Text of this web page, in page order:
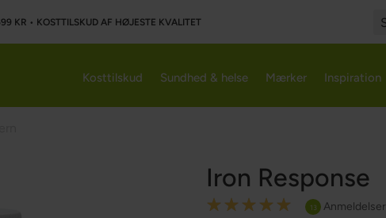
KR • KOSTTILSKUD AF HØJESTE KVALITET
Kosttilskud Sundhed & helse Mærker Inspiration
Iron Response
Rating:
13 Anmeldelser